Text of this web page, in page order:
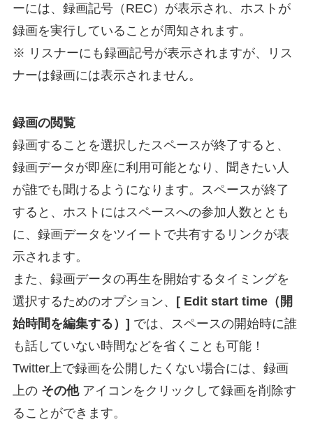
ーには、録画記号（REC）が表示され、ホストが
録画を実行していることが周知されます。
※ リスナーにも録画記号が表示されますが、リス
ナーは録画には表示されません。
録画の閲覧
録画することを選択したスペースが終了すると、
録画データが即座に利用可能となり、聞きたい人
が誰でも聞けるようになります。スペースが終了
すると、ホストにはスペースへの参加人数ととも
に、録画データをツイートで共有するリンクが表
示されます。
また、録画データの再生を開始するタイミングを
選択するためのオプション、
[ Edit start time（開
始時間を編集する）] では、スペースの開始時に誰
も話していない時間などを省くことも可能！
Twitter上で録画を公開したくない場合には、録画
上の その他 アイコンをクリックして録画を削除す
ることができます。